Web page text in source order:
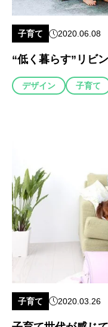
子育て 2020.06.08
“低く暮らす”リビ
デザイン 子育て
子育て 2020.03.26